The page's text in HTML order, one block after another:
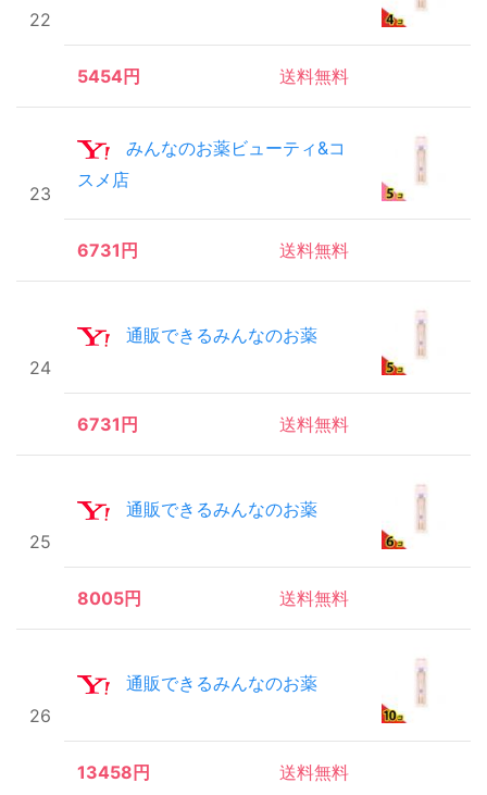
22
5454円 送料無料
23
みんなのお薬ビューティ&コ
スメ店
6731円 送料無料
24
通販できるみんなのお薬
6731円 送料無料
25
通販できるみんなのお薬
8005円 送料無料
26
通販できるみんなのお薬
13458円 送料無料